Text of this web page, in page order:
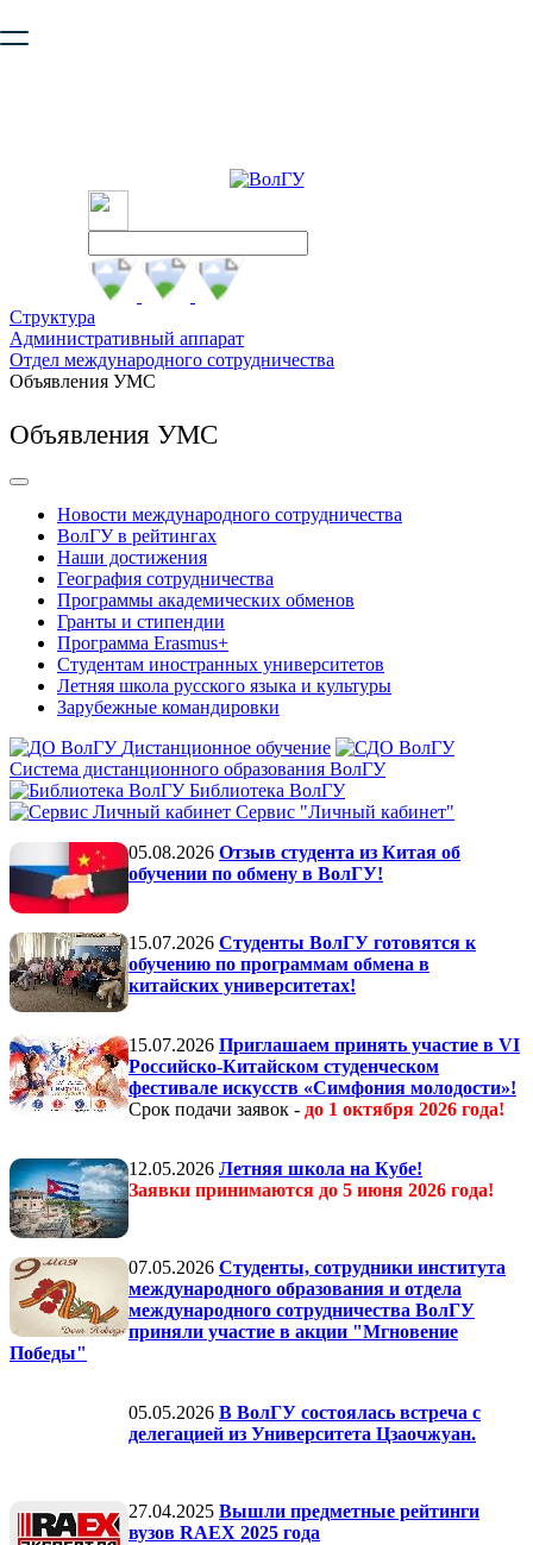
безопасную работу с сайтом. Пожалуйста
Структура
Административный аппарат
Отдел международного сотрудничества
Объявления УМС
Объявления УМС
Новости международного сотрудничества
ВолГУ в рейтингах
Наши достижения
География сотрудничества
Программы академических обменов
Гранты и стипендии
Программа Erasmus+
Студентам иностранных университетов
Летняя школа русского языка и культуры
Зарубежные командировки
Дистанционное обучение
Система дистанционного образования ВолГУ
Библиотека ВолГУ
Сервис "Личный кабинет"
05.08.2026 Отзыв студента из Китая об
обучении по обмену в ВолГУ!
15.07.2026 Студенты ВолГУ готовятся к
обучению по программам обмена в
китайских университетах!
15.07.2026 Приглашаем принять участие в VI
Российско-Китайском студенческом
фестивале искусств «Симфония молодости»!
Срок подачи заявок - до 1 октября 2026 года!
12.05.2026 Летняя школа на Кубе!
Заявки принимаются до 5 июня 2026 года!
07.05.2026 Студенты, сотрудники института
международного образования и отдела
международного сотрудничества ВолГУ
приняли участие в акции "Мгновение
Победы"
05.05.2026 В ВолГУ состоялась встреча с
делегацией из Университета Цзаочжуан.
27.04.2025 Вышли предметные рейтинги
вузов RAEX 2025 года